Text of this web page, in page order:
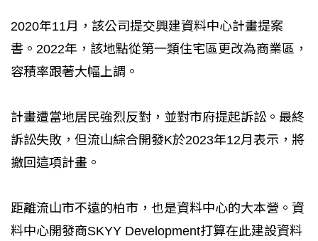
2020年11月，該公司提交興建資料中心計畫提案
書。2022年，該地點從第一類住宅區更改為商業區，
容積率跟著大幅上調。
計畫遭當地居民強烈反對，並對市府提起訴訟。最終
訴訟失敗，但流山綜合開發K於2023年12月表示，將
撤回這項計畫。
距離流山市不遠的柏市，也是資料中心的大本營。資
料中心開發商SKYY Development打算在此建設資料